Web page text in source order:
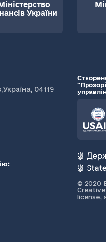
України
04119
© 2020
license,